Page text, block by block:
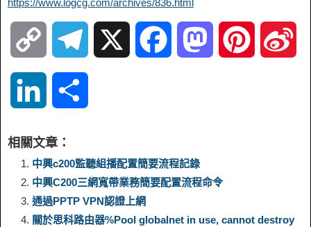
o
y
L
i
g
r
b
o
o
d r
n
k
a
r
相關文章：
中興c200監聽組播配置簡要流程記錄
中興C200三網寬帶業務簡要配置流程命令
通過PPTP VPN認證上網
關於思科路由器%Pool globalnet in use, cannot destroy